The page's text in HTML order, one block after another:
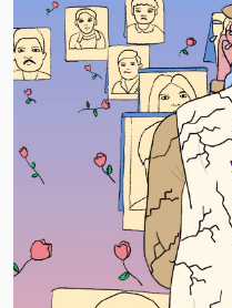
GÉNERO
DERECHOS
SALUD
SOBRE
DONACIONES